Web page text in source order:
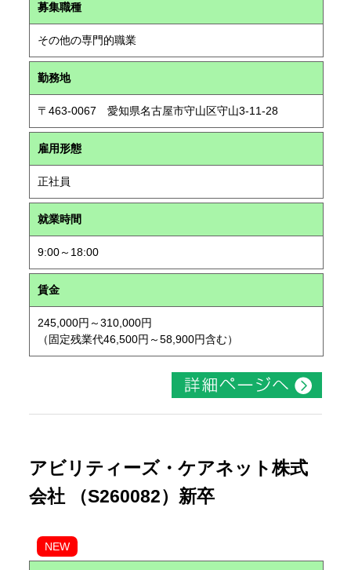
募集職種
その他の専門的職業
勤務地
〒463-0067 愛知県名古屋市守山区守山3-11-28
雇用形態
正社員
就業時間
9:00～18:00
賃金
245,000円～310,000円
（固定残業代46,500円～58,900円含む）
アビリティーズ・ケアネット株式
会社 （S260082）新卒
NEW